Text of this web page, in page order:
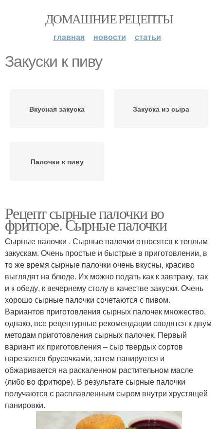
ДОМАШНИЕ РЕЦЕПТЫ
главная новости статьи
Закуски к пиву
Вкусная закуска Закуска из сыра
Палочки к пиву
Рецепт сырные палочки во
фритюре. Сырные палочки
Сырные палочки . Сырные палочки относятся к теплым
закускам. Очень простые и быстрые в приготовлении, в
то же время сырные палочки очень вкусны, красиво
выглядят на блюде. Их можно подать как к завтраку, так
и к обеду, к вечернему столу в качестве закуски. Очень
хорошо сырные палочки сочетаются с пивом.
Вариантов приготовления сырных палочек множество,
однако, все рецептурные рекомендации сводятся к двум
методам приготовления сырных палочек. Первый
вариант их приготовления – сыр твердых сортов
нарезается брусочками, затем панируется и
обжаривается на раскаленном растительном масле
(либо во фритюре). В результате сырные палочки
получаются с расплавленным сыром внутри хрустящей
панировки.